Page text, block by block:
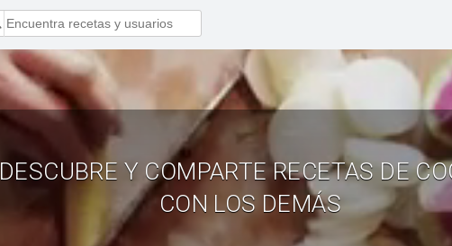
DESCUBRE Y COMPARTE RECETAS DE
CON LOS DEMÁS